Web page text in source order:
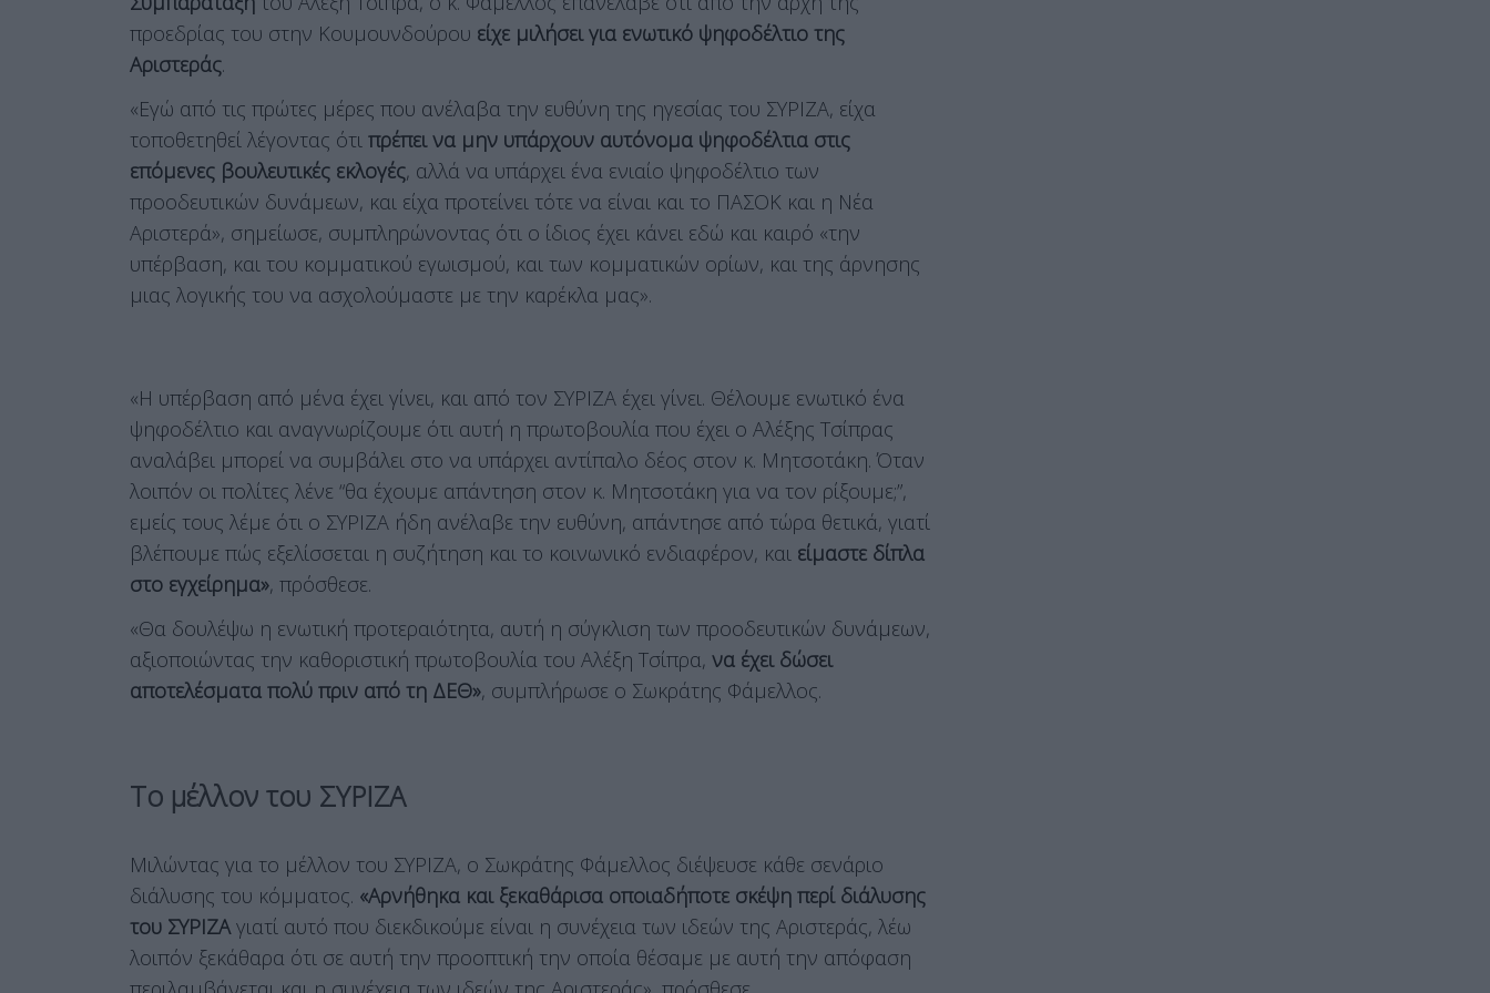
προεδρίας του στην Κουμουνδούρου είχε μιλήσει για ενωτικό ψηφοδέλτιο της
Αριστεράς.
«Εγώ από τις πρώτες μέρες που ανέλαβα την ευθύνη της ηγεσίας του ΣΥΡΙΖΑ, είχα
τοποθετηθεί λέγοντας ότι πρέπει να μην υπάρχουν αυτόνομα ψηφοδέλτια στις
επόμενες βουλευτικές εκλογές, αλλά να υπάρχει ένα ενιαίο ψηφοδέλτιο των
προοδευτικών δυνάμεων, και είχα προτείνει τότε να είναι και το ΠΑΣΟΚ και η Νέα
Αριστερά», σημείωσε, συμπληρώνοντας ότι ο ίδιος έχει κάνει εδώ και καιρό «την
υπέρβαση, και του κομματικού εγωισμού, και των κομματικών ορίων, και της άρνησης
μιας λογικής του να ασχολούμαστε με την καρέκλα μας».
«Η υπέρβαση από μένα έχει γίνει, και από τον ΣΥΡΙΖΑ έχει γίνει. Θέλουμε ενωτικό ένα
ψηφοδέλτιο και αναγνωρίζουμε ότι αυτή η πρωτοβουλία που έχει ο Αλέξης Τσίπρας
αναλάβει μπορεί να συμβάλει στο να υπάρχει αντίπαλο δέος στον κ. Μητσοτάκη. Όταν
λοιπόν οι πολίτες λένε “θα έχουμε απάντηση στον κ. Μητσοτάκη για να τον ρίξουμε;”,
εμείς τους λέμε ότι ο ΣΥΡΙΖΑ ήδη ανέλαβε την ευθύνη, απάντησε από τώρα θετικά, γιατί
βλέπουμε πώς εξελίσσεται η συζήτηση και το κοινωνικό ενδιαφέρον, και είμαστε δίπλα
στο εγχείρημα», πρόσθεσε.
«Θα δουλέψω η ενωτική προτεραιότητα, αυτή η σύγκλιση των προοδευτικών δυνάμεων,
αξιοποιώντας την καθοριστική πρωτοβουλία του Αλέξη Τσίπρα, να έχει δώσει
αποτελέσματα πολύ πριν από τη ΔΕΘ», συμπλήρωσε ο Σωκράτης Φάμελλος.
Το μέλλον του ΣΥΡΙΖΑ
Μιλώντας για το μέλλον του ΣΥΡΙΖΑ, ο Σωκράτης Φάμελλος διέψευσε κάθε σενάριο
διάλυσης του κόμματος. «Αρνήθηκα και ξεκαθάρισα οποιαδήποτε σκέψη περί διάλυσης
του ΣΥΡΙΖΑγιατί αυτό που διεκδικούμε είναι η συνέχεια των ιδεών της Αριστεράς, λέω
λοιπόν ξεκάθαρα ότι σε αυτή την προοπτική την οποία θέσαμε με αυτή την απόφαση